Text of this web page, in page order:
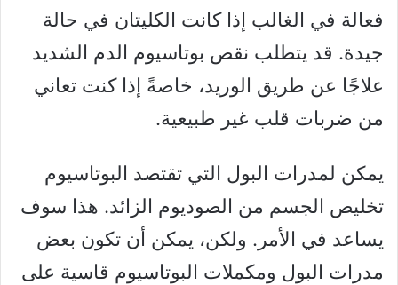
فعالة في الغالب إذا كانت الكليتان في حالة
جيدة. قد يتطلب نقص بوتاسيوم الدم الشديد
علاجًا عن طريق الوريد، خاصةً إذا كنت تعاني
من ضربات قلب غير طبيعية.
يمكن لمدرات البول التي تقتصد البوتاسيوم
تخليص الجسم من الصوديوم الزائد. هذا سوف
يساعد في الأمر. ولكن، يمكن أن تكون بعض
مدرات البول ومكملات البوتاسيوم قاسية على